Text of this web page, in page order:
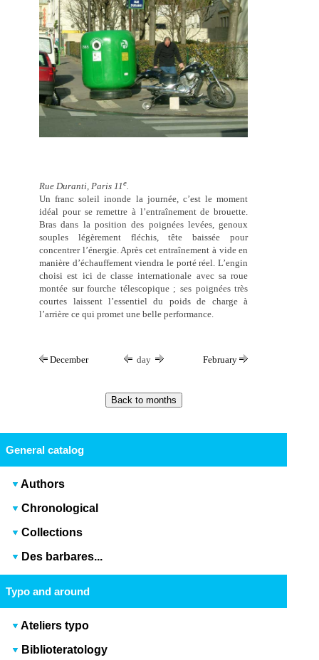
Rue Duranti, Paris 11e.
Un franc soleil inonde la journée, c’est le moment
idéal pour se remettre à l’entraînement de brouette.
Bras dans la position des poignées levées, genoux
souples légèrement fléchis, tête baissée pour
concentrer l’énergie. Après cet entraînement à vide en
manière d’échauffement viendra le porté réel. L’engin
choisi est ici de classe internationale avec sa roue
montée sur fourche télescopique ; ses poignées très
courtes laissent l’essentiel du poids de charge à
l’arrière ce qui promet une belle performance.
December day February
General catalog
Authors
Chronological
Collections
Des barbares...
Typo and around
Ateliers typo
Biblioteratology